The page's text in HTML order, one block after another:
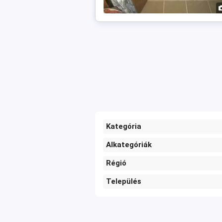
Kategória
Alkategóriák
Régió
Település